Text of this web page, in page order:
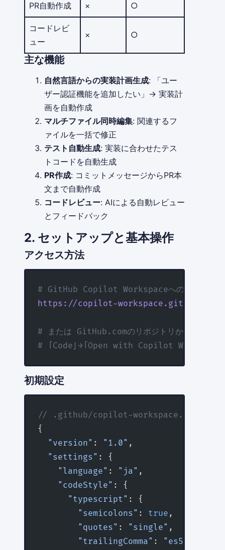
PR自動作成 × ○
コードレビ
ュー
× ○
主な機能
自然言語からの実装計画生成: 「ユー
ザー認証機能を追加したい」→ 実装計
画を自動作成
マルチファイル同時編集: 関連するフ
ァイルを一括で修正
テスト自動生成: 実装に合わせたテス
トコードを自動生成
PR作成: コミットメッセージからPR本
文まで自動作成
コードレビュー: AIによる自動レビュー
とフィードバック
2. セットアップと基本操作
アクセス方法
# GitHub Copilot Workspaceへのアクセス
https://copilot-
# または GitHub.comのリポジトリから
# 「Code」→「Open with Copilot Workspace
初期設定
// .github/copilot-workspace.json
{
  "version"
: "1.0" ,
  "settings"
: {
    "language"
: "ja" ,
    "codeStyle"
: {
      "typescript"
: {
        "semicolons"
: true ,
        "quotes"
: "single" ,
        "trailingComma"
: "es5"